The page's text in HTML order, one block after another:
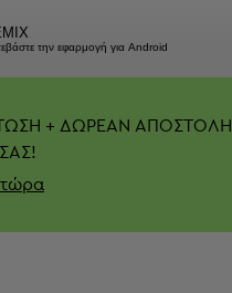
την εφαρμογή για Android
+ ΔΩΡΕΑΝ ΑΠΟΣΤΟΛΗ